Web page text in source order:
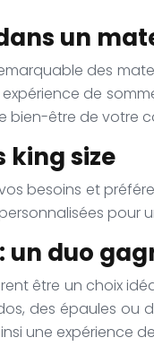
un
des
de
être de votre
king size
besoins et
pour
un duo
être un choix
des épaules
une expérience